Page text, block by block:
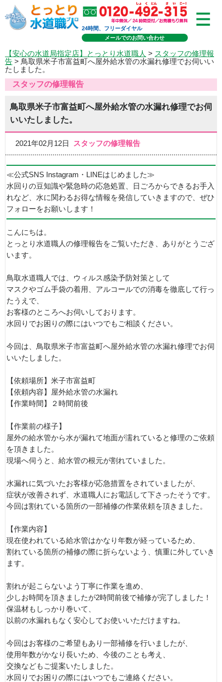
24時間、フリーダイヤル
メールでのお問い合わせ
【安心の水道局指定店】とっとり水道職人 > スタッフの修理報
告 > 鳥取県米子市富益町へ屋外給水管の水漏れ修理でお伺いい
たしました。
スタッフの修理報告
鳥取県米子市富益町へ屋外給水管の水漏れ修理でお伺
いいたしました。
2021年02月12日 スタッフの修理報告
≪公式SNS Instagram・LINEはじめました≫
水回りの豆知識や緊急時の応急処置、日ごろからできるお手入
れなど、水に関わるお得な情報を発信していきますので、ぜひ
フォローをお願いします！
こんにちは。
とっとり水道職人の修理報告をご覧いただき、ありがとうござ
います。
鳥取水道職人では、ウィルス感染予防対策として
マスクやゴム手袋の着用、アルコールでの消毒を徹底して行っ
たうえで、
お客様のところへお伺いしております。
水回りでお困りの際にはいつでもご相談ください。
今回は、鳥取県米子市富益町へ屋外給水管の水漏れ修理でお伺
いいたしました。
【依頼場所】米子市富益町
【依頼内容】屋外給水管の水漏れ
【作業時間】２時間前後
【作業前の様子】
屋外の給水管から水が漏れて地面が濡れていると修理のご依頼
を頂きました。
現場へ伺うと、給水管の根元が割れていました。
水漏れに気づいたお客様が応急措置をされていましたが、
症状が改善されず、水道職人にお電話して下さったそうです。
今回は割れている箇所の一部補修の作業依頼を頂きました。
【作業内容】
現在使われている給水管はかなり年数が経っているため、
割れている箇所の補修の際に折らないよう、慎重に外していき
ます。
割れが起こらないよう丁寧に作業を進め、
少しお時間を頂きましたが2時間前後で補修が完了しました！
保温材もしっかり巻いて、
以前の水漏れもなく安心してお使いいただけますね。
今回はお客様のご希望もあり一部補修を行いましたが、
使用年数がかなり長いため、今後のことも考え、
交換などもご提案いたしました。
水回りでお困りの際にはいつでもご連絡ください。